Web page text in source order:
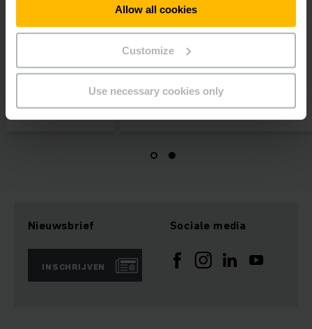
Allow all cookies
Customize
Use necessary cookies only
van uw truck.
Vul het type truck/rek, de
modelnaam, het serienummer van
de truck of uw bestelnummer in.
MEER WETEN
Nieuwsbrief
INSCHRIJVEN
Sociale media